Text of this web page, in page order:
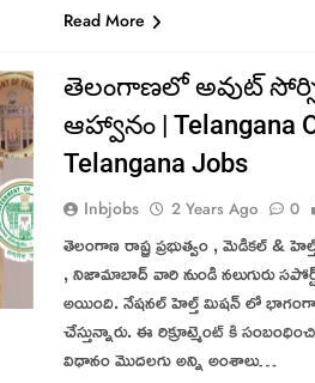
Read More
తెలంగాణలో అవుట్
ఆహ్వానం | Telangana
Telangana Jobs
Inbjobs 2 Years Ago 0
తెలంగాణ రాష్ర్ట ప్రభుత్వం , మెడికల్ &
, నిజామాబాద్ వారి నుండి నలుగురు
అయింది. నేషనల్ హెల్త్ మిషన్ లో భాగంగా
చేస్తున్నారు. ఈ రిక్రూట్మెంట్ కి
విధానం మొదలగు అన్ని అంశాలు…